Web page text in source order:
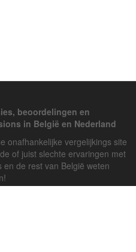
beoordelingen en
in België en Nederland
onafhankelijke vergelijkings site
of juist slechte ervaringen met
de rest van België weten